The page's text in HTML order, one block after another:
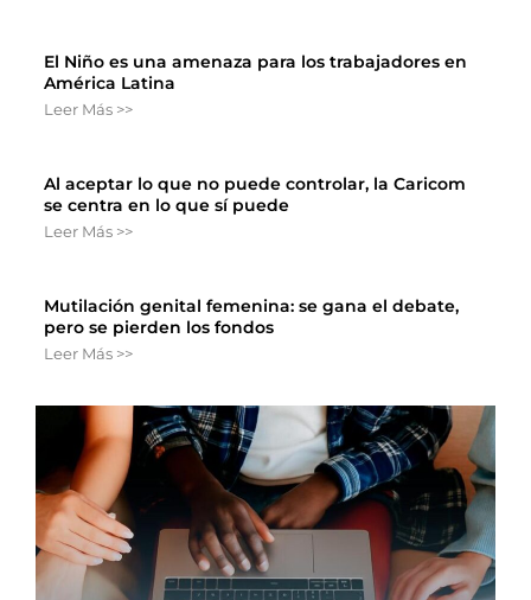
El Niño es una amenaza para los trabajadores en
América Latina
Leer Más >>
Al aceptar lo que no puede controlar, la Caricom
se centra en lo que sí puede
Leer Más >>
Mutilación genital femenina: se gana el debate,
pero se pierden los fondos
Leer Más >>